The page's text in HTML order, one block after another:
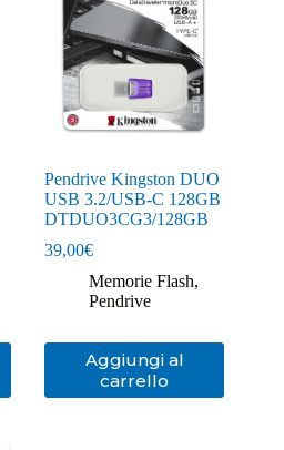
Pendrive Kingston DUO
USB 3.2/USB-C 128GB
DTDUO3CG3/128GB
39,00€
Memorie Flash,
Pendrive
Aggiungi al
carrello